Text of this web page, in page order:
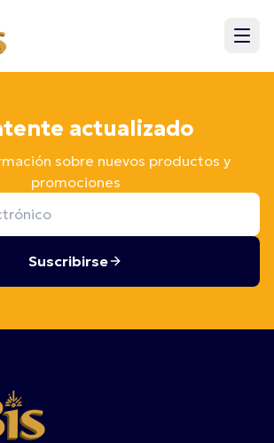
actualizado
sobre nuevos productos y
promociones
Suscribirse